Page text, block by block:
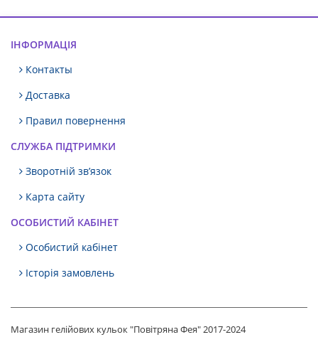
ІНФОРМАЦІЯ
Контакты
Доставка
Правил повернення
СЛУЖБА ПІДТРИМКИ
Зворотній зв’язок
Карта сайту
ОСОБИСТИЙ КАБІНЕТ
Особистий кабінет
Історія замовлень
Магазин гелійових кульок "Повітряна Фея" 2017-2024